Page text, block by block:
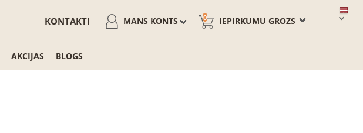
IEPIRKUMU GROZS
0
MANS KONTS
KONTAKTI
AKCIJAS BLOGS